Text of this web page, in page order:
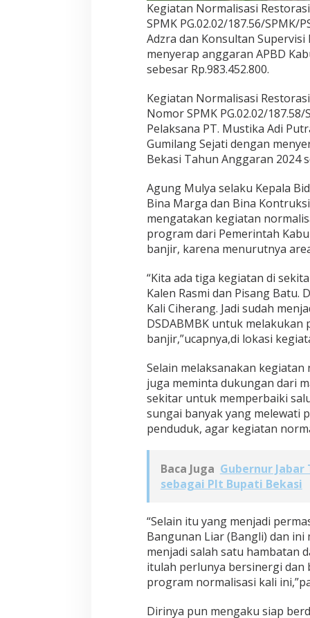
Kegiatan Normalisasi
SPMK PG.02.02/187.56/SPMK/
Adzra dan Konsultan Supervisi
menyerap anggaran APBD
sebesar Rp.983.452.800.
Kegiatan Normalisasi
Nomor SPMK PG.02.02/
Pelaksana PT. Mustika Adi
Gumilang Sejati dengan
Bekasi Tahun Anggaran 2024
Agung Mulya selaku Kepala
Bina Marga dan Bina
mengatakan kegiatan
program dari Pemerintah
banjir, karena menurutnya
“Kita ada tiga kegiatan di
Kalen Rasmi dan Pisang Batu.
Kali Ciherang. Jadi sudah
DSDABMBK untuk
banjir,”ucapnya,di lokasi
Selain melaksanakan
juga meminta dukungan dari
sekitar untuk memperbaiki
sungai banyak yang melewati
penduduk, agar kegiatan
Baca Juga Gubernur
sebagai Plt Bupati Bekasi
“Selain itu yang menjadi
Bangunan Liar (Bangli) dan ini
menjadi salah satu hambatan
itulah perlunya bersinergi
program normalisasi kali
Dirinya pun mengaku siap